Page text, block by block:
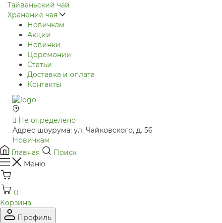
Тайваньский чай
Хранение чая
Новичкам
Акции
Новинки
Церемонии
Статьи
Доставка и оплата
Контакты
Не определено
Адрес шоурума: ул. Чайковского, д. 56
Новичкам
Главная
Поиск
Меню
0
Корзина
Профиль